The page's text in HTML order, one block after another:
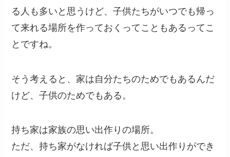
る人も多いと思うけど、子供たちがいつでも帰っ
て来れる場所を作っておくってこともあるってこ
とですね。
そう考えると、家は自分たちのためでもあるんだ
けど、子供のためでもある。
持ち家は家族の思い出作りの場所。
ただ、持ち家がなければ子供と思い出作りができ